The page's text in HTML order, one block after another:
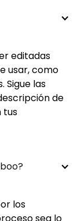
editadas
usar, como
Sigue las
de
tus
los